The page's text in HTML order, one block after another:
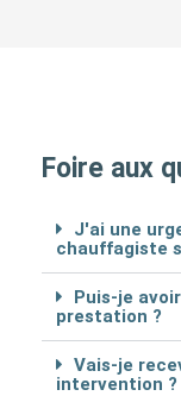
Foire aux
J'ai une
chauffagiste
Puis-je
prestation ?
Vais-je
intervention ?